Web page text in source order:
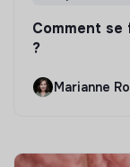
Comment
?
Marianne